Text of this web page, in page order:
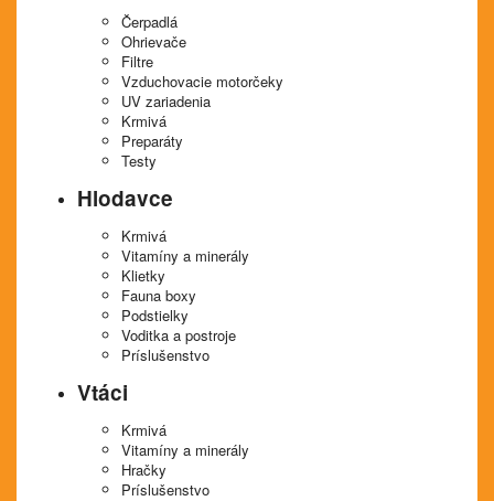
Čerpadlá
Ohrievače
Filtre
Vzduchovacie motorčeky
UV zariadenia
Krmivá
Preparáty
Testy
Hlodavce
Krmivá
Vitamíny a minerály
Klietky
Fauna boxy
Podstielky
Voditka a postroje
Príslušenstvo
Vtáci
Krmivá
Vitamíny a minerály
Hračky
Príslušenstvo